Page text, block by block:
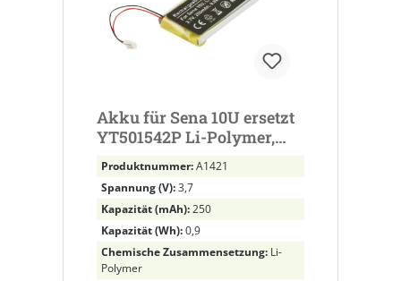
Akku für Sena 10U ersetzt
YT501542P Li-Polymer,
3,7V, 250mAh
Produktnummer:A1421
Spannung (V):3,7
Kapazität (mAh):250
Kapazität (Wh):0,9
Chemische Zusammensetzung: Li-
Polymer